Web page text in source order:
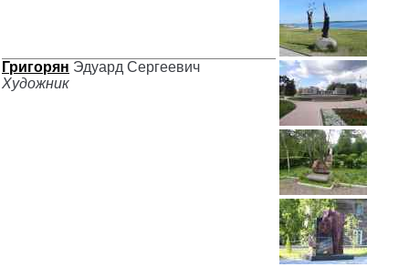
Григорян Эдуард Сергеевич
Художник